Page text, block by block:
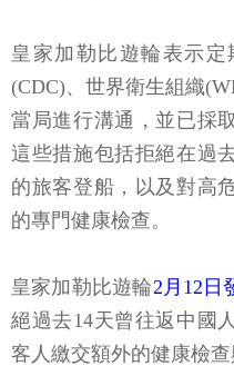
皇家加勒比遊輪表示
(CDC)、世界衛生組織
當局進行溝通，並已採
這些措施包括拒絕在過
的旅客登船，以及對高
的專門健康檢查。
皇家加勒比遊輪2月12日
絕過去14天曾往返中國
客人繳交額外的健康檢查